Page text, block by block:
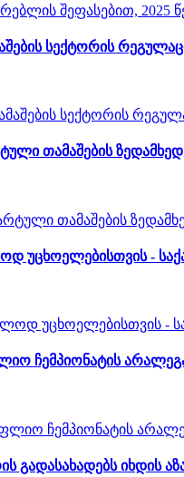
სექტორის
თამაშების
უცხოელებისთვის -
ჩემპიონატის
გადასახადებს იხდის